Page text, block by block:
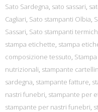
Sato Sardegna, sato sassari,
Cagliari, Sato stampanti Olbia,
Sassari, Sato stampanti
stampa etichette, stampa
composizione tessuto,
nutrizionali, stampante
sardegna, stampante fatture,
nastri funebri, stampante per
stampante per nastri funebri,